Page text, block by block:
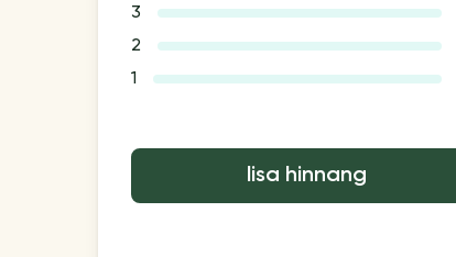
3
2
1
lisa hinnang